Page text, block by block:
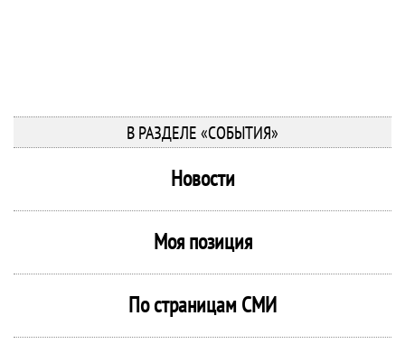
В РАЗДЕЛЕ «СОБЫТИЯ»
Новости
Моя позиция
По страницам СМИ